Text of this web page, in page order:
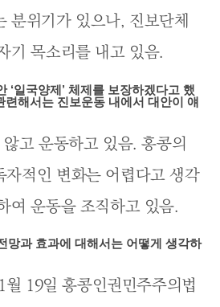
분위기가 있으나, 진보단체
기 목소리를 내고 있음.
‘일국양제’ 체제를 보장하겠다고 했
해서는 진보운동 내에서 대안이 얘
고 운동하고 있음. 홍콩의
자적인 변화는 어렵다고 생각
여 운동을 조직하고 있음.
망과 효과에 대해서는 어떻게 생각하
19일 홍콩인권민주주의법